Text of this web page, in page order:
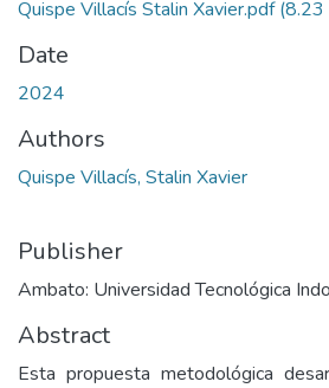
Quispe Villacís Stalin Xavier.pdf(8.23
Date
2024
Authors
Quispe Villacís, Stalin Xavier
Publisher
Ambato: Universidad Tecnológica
Abstract
Esta propuesta metodológica